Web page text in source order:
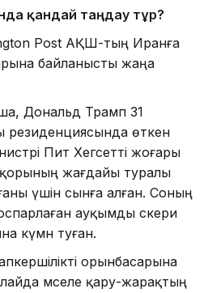
қандай таңдау тұр?
Post АҚШ-тың Иранға
байланысты жаңа
Дональд Трамп 31
резиденциясында өткен
Пит Хегсетті жоғары
қорының жағдайы туралы
үшін сынға алған. Соның
ауқымды әскери
күмән туған.
орынбасарына
мәселе қару-жарақтың